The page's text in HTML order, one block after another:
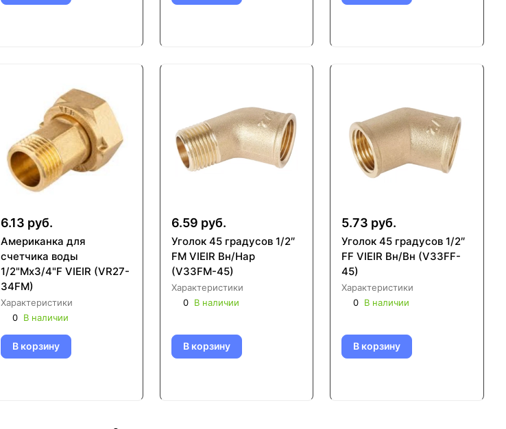
6.13 руб.
Американка для
счетчика воды
1/2"Mx3/4"F VIEIR (VR27-
34FM)
Характеристики
0 В наличии
В корзину
6.59 руб.
Уголок 45 градусов 1/2″
FM VIEIR Вн/Нар
(V33FM-45)
Характеристики
0 В наличии
В корзину
5.73 руб.
Уголок 45 градусов 1/2″
FF VIEIR Вн/Вн (V33FF-
45)
Характеристики
0 В наличии
В корзину